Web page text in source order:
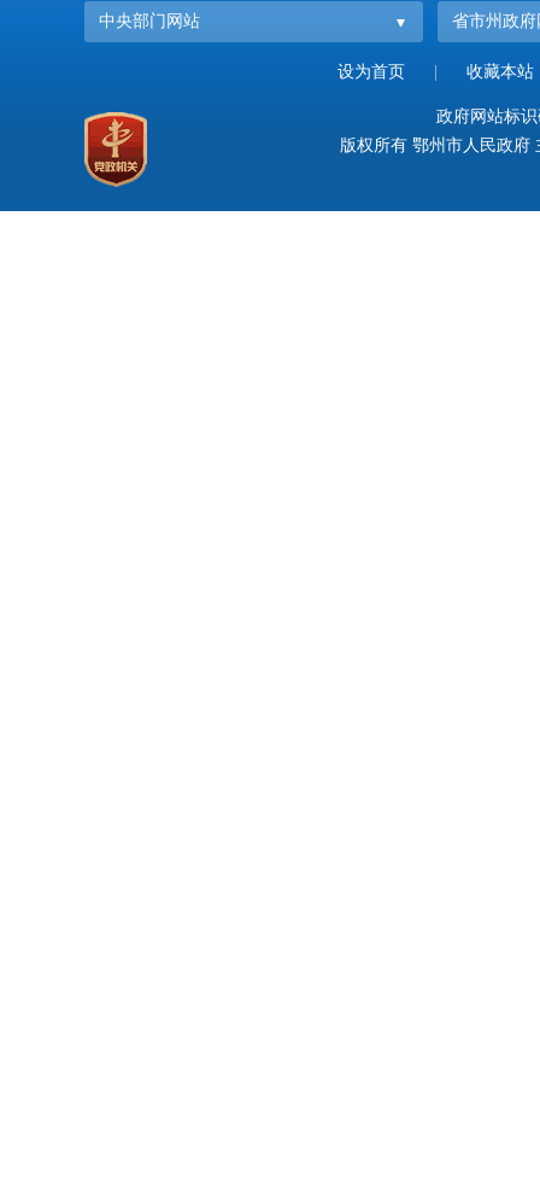
中央部门网站 省市州政府
设为首页 收藏本站
政府网站标
版权所有 鄂州市人民政府